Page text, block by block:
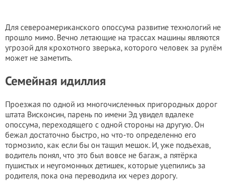
Для североамериканского опоссума развитие технологий не
прошло мимо. Вечно летающие на трассах машины являются
угрозой для крохотного зверька, которого человек за рулём
может не заметить.
Семейная идиллия
Проезжая по одной из многочисленных пригородных дорог
штата Висконсин, парень по имени Эд увидел вдалеке
опоссума, переходящего с одной стороны на другую. Он
бежал достаточно быстро, но что-то определенно его
тормозило, как если бы он тащил мешок. И, уже подъехав,
водитель понял, что это был вовсе не багаж, а пятёрка
пушистых и неугомонных детишек, которые уцепились за
родителя, пока она переводила их через дорогу.